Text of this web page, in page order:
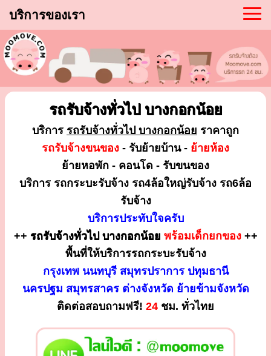
บริการของเรา
รถรับจ้างทั่วไป บางกอกน้อย
บริการ รถรับจ้างทั่วไป บางกอกน้อย ราคาถูก
รถรับจ้างขนของ - รับย้ายบ้าน - ย้ายห้อง
ย้ายหอพัก - คอนโด - รับขนของ
บริการ รถกระบะรับจ้าง รถ4ล้อใหญ่รับจ้าง รถ6ล้อ
รับจ้าง
บริการประทับใจครับ
++ รถรับจ้างทั่วไป บางกอกน้อย พร้อมเด็กยกของ++
พื้นที่ให้บริการรถกระบะรับจ้าง
กรุงเทพ นนทบุรี สมุทรปราการ ปทุมธานี
นครปฐม สมุทรสาคร ต่างจังหวัด ย้ายข้ามจังหวัด
ติดต่อสอบถามฟรี! 24 ชม. ทั่วไทย